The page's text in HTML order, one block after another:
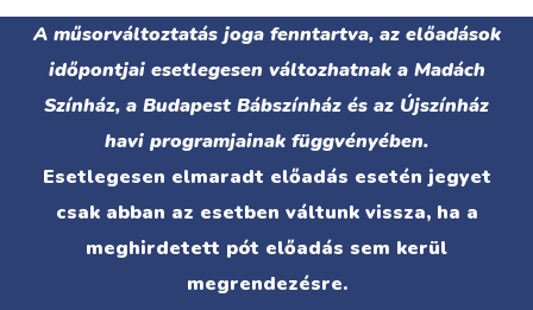
A műsorváltoztatás joga fenntartva, az előadások
időpontjai esetlegesen változhatnak a Madách
Színház, a Budapest Bábszínház és az Újszínház
havi programjainak függvényében.
Esetlegesen elmaradt előadás esetén jegyet
csak abban az esetben váltunk vissza, ha a
meghirdetett pót előadás sem kerül
megrendezésre.